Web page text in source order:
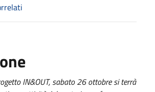
IN&OUT, sabato 26 ottobre si terrà